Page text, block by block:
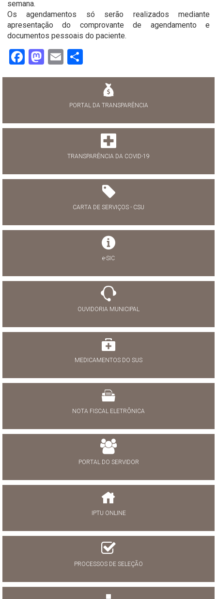
semana.
Os agendamentos só serão realizados mediante
apresentação do comprovante de agendamento e
documentos pessoais do paciente.
Facebook
Mastodon
Email
PORTAL DA TRANSPARÊNCIA
TRANSPARÊNCIA DA COVID-19
CARTA DE SERVIÇOS - CSU
e-SIC
OUVIDORIA MUNICIPAL
MEDICAMENTOS DO SUS
NOTA FISCAL ELETRÔNICA
PORTAL DO SERVIDOR
IPTU ONLINE
PROCESSOS DE SELEÇÃO